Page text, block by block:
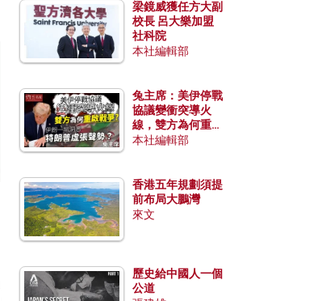
梁鏡威獲任方大副
校長 呂大樂加盟
社科院
本社編輯部
兔主席：美伊停戰
協議變衝突導火
線，雙方為何重啟
戰爭？伊朗一早洞
本社編輯部
香港五年規劃須提
前布局大鵬灣
來文
歷史給中國人一個
公道